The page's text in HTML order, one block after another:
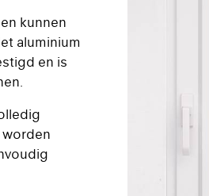
kunnen
aluminium
en is